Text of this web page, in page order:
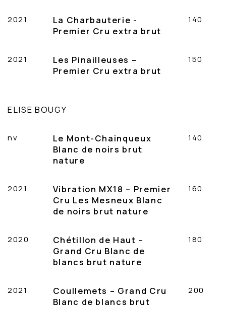
2021
La Charbauterie -
Premier Cru extra brut
140
2021
Les Pinailleuses –
Premier Cru extra brut
150
ELISE BOUGY
nv
Le Mont-Chainqueux
Blanc de noirs brut
nature
140
2021
Vibration MX18 – Premier
Cru Les Mesneux Blanc
de noirs brut nature
160
2020
Chétillon de Haut –
Grand Cru Blanc de
blancs brut nature
180
2021
Coullemets – Grand Cru
Blanc de blancs brut
200